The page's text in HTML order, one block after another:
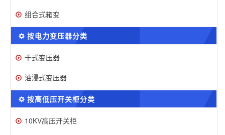
组合式箱变
按电力变压器分类
干式变压器
油浸式变压器
按高低压开关柜分类
10KV高压开关柜